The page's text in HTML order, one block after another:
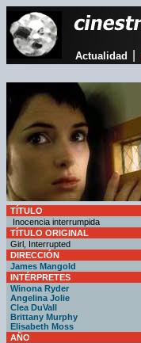
Actualidad
TÍTULO
Inocencia interrumpida
TÍTULO ORIGINAL
Girl, Interrupted
DIRECCIÓN
James Mangold
INTÉRPRETES
Winona Ryder
Angelina Jolie
Clea DuVall
Brittany Murphy
Elisabeth Moss
AÑO